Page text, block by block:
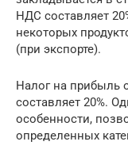
НДС составляет
некоторых
(при экспорте).
Налог на прибыль
составляет 20%.
особенности,
определенных